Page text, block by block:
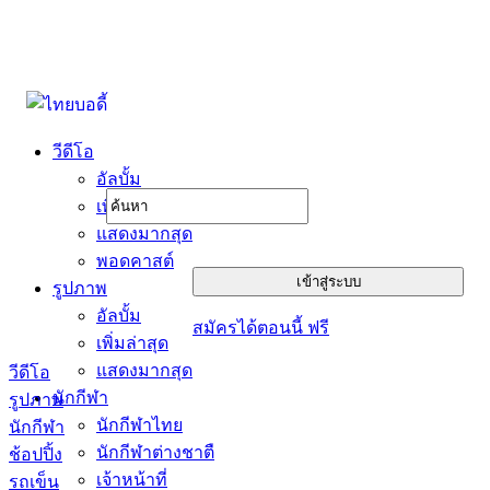
วีดีโอ
อัลบั้ม
เพิ่มล่าสุด
แสดงมากสุด
พอดคาสต์
รูปภาพ
อัลบั้ม
เพิ่มล่าสุด
แสดงมากสุด
นักกีฬา
นักกีฬาไทย
นักกีฬาต่างชาตื
เจ้าหน้าที่
สมัครได้ตอนนี้ ฟรี
วีดีโอ
รูปภาพ
นักกีฬา
ช้อปปิ้ง
รถเข็น